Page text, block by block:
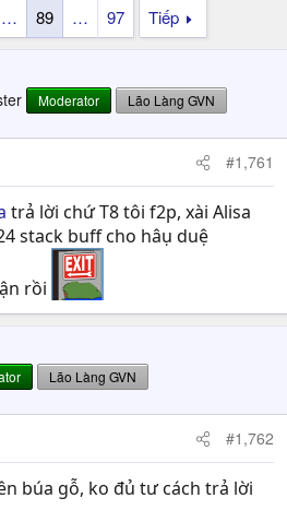
… 89 … 97 Tiếp
Moderator Lão Làng GVN
#1,761
trả lời chứ T8 tôi f2p, xài Alisa
stack buff cho hâụ duệ
rồi
Lão Làng GVN
#1,762
búa gỗ, ko đủ tư cách trả lời